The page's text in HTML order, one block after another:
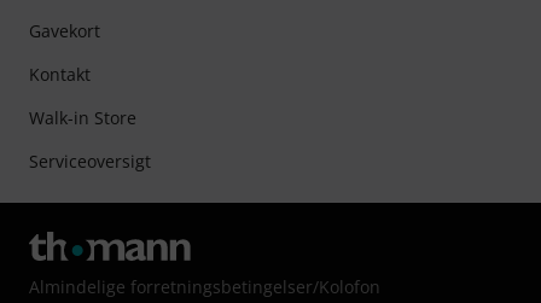
Gavekort
Kontakt
Walk-in Store
Serviceoversigt
Almindelige forretningsbetingelser/Kolofon